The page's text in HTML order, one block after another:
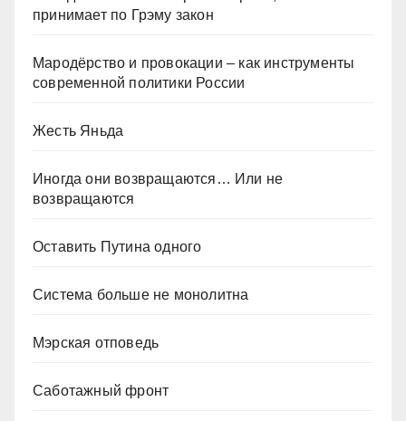
принимает по Грэму закон
Мародёрство и провокации – как инструменты
современной политики России
Жесть Яньда
Иногда они возвращаются… Или не
возвращаются
Оставить Путина одного
Система больше не монолитна
Мэрская отповедь
Саботажный фронт